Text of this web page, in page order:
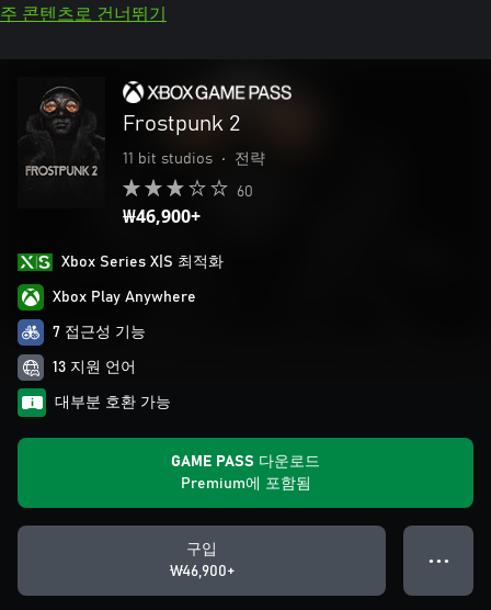
주 콘텐츠로 건너뛰기
Frostpunk 2
11 bit studios • 전략
60
₩46,900+
Xbox Series X|S 최적화
Xbox Play Anywhere
7 접근성 기능
13 지원 언어
대부분 호환 가능
GAME PASS 다운로드
Premium에 포함됨
구입
₩46,900+
● ● ●